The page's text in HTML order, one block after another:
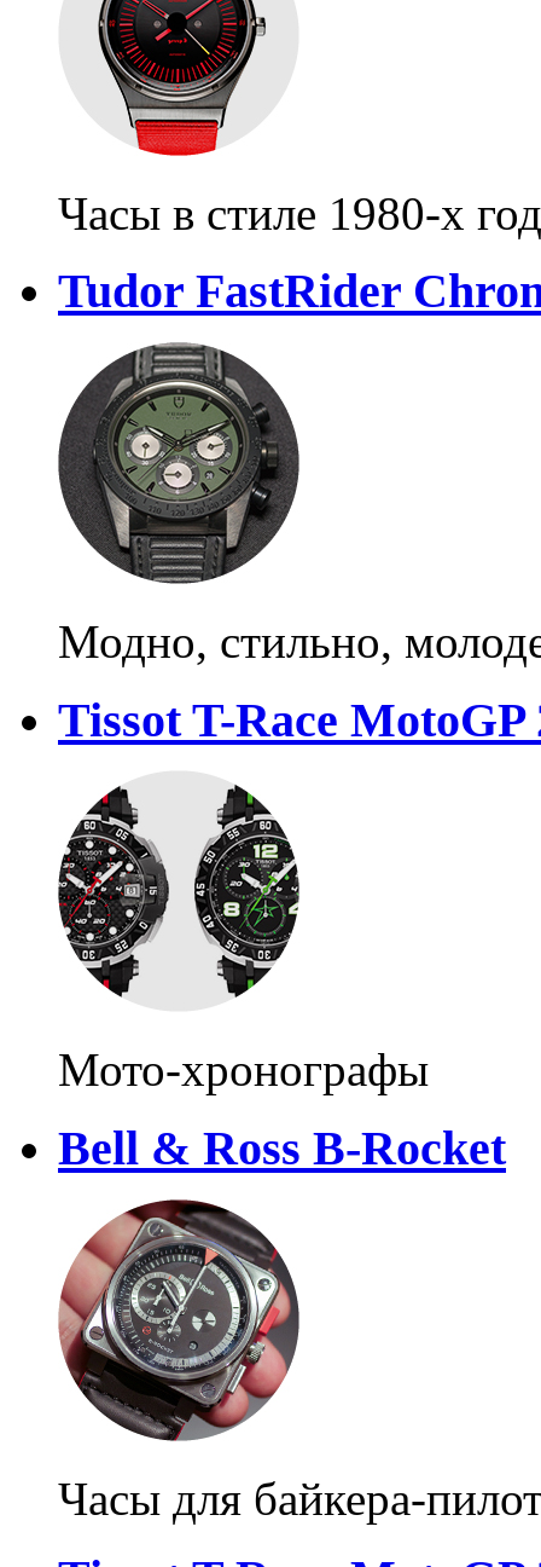
Часы в стиле 1980-х
Tudor FastRider
Модно, стильно,
Tissot T-Race MotoGP
Мото-хронографы
Bell & Ross B-Rocket
Часы для байкера-